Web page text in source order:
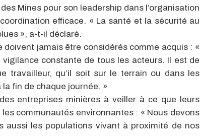
Mines pour son leadership dans l’organisation
efficace. « La santé et la sécurité au
», a-t-il déclaré.
jamais être considérés comme acquis : «
constante de tous les acteurs. Il est de
travailleur, qu’il soit sur le terrain ou dans les
fin de chaque journée. »
entreprises minières à veiller à ce que leurs
communautés environnantes : « Nous devons
aussi les populations vivant à proximité de nos